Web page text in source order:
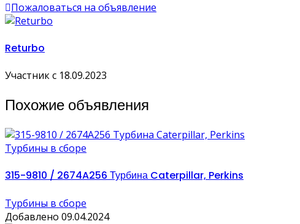
Пожаловаться на объявление
Returbo
Участник с 18.09.2023
Похожие объявления
Турбины в сборе
315-9810 / 2674A256 Турбина Caterpillar, Perkins
Турбины в сборе
Добавлено 09.04.2024